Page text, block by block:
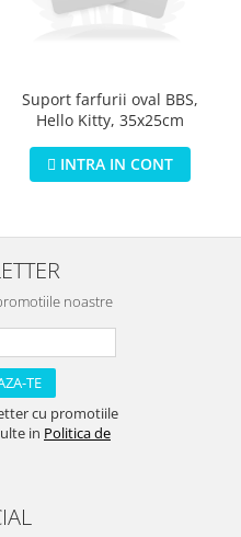
Suport farfurii oval BBS,
Hello Kitty, 35x25cm
INTRA IN CONT
noastre
cu promotiile
in Politica de